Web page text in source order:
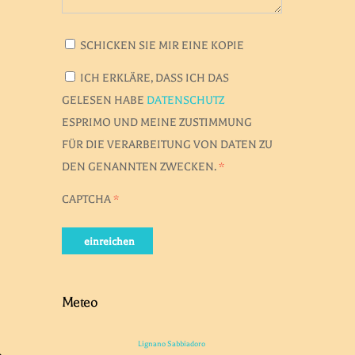
SCHICKEN SIE MIR EINE KOPIE
ICH ERKLÄRE, DASS ICH DAS
GELESEN HABE DATENSCHUTZ
ESPRIMO UND MEINE ZUSTIMMUNG
FÜR DIE VERARBEITUNG VON DATEN ZU
DEN GENANNTEN ZWECKEN.*
CAPTCHA*
einreichen
Meteo
Lignano Sabbiadoro